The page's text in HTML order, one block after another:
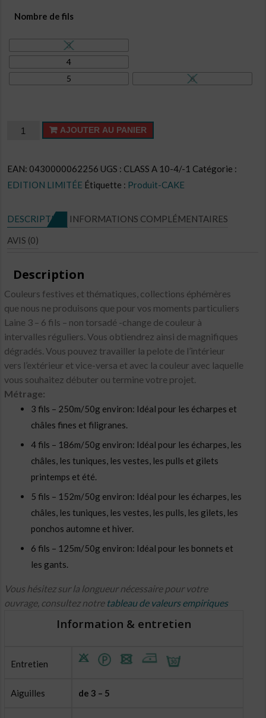
Nombre de fils
3
4
5
6
quantité
AJOUTER AU PANIER
EAN: 0430000062256 UGS : CLASS A 10-4/-1 Catégorie :
EDITION LIMITÉE Étiquette : Produit-CAKE
DESCRIPTION
INFORMATIONS COMPLÉMENTAIRES
AVIS (0)
Description
Couleurs festives et thématiques, collections éphémères
que nous ne produisons que pour vos moments particuliers
Laine 3 – 6 fils – non torsadé -change de couleur à
intervalles réguliers. Vous obtiendrez ainsi de magnifiques
dégradés. Vous pouvez travailler la pelote de l’intérieur
vers l’extérieur et vice-versa et avec la couleur avec laquelle
vous souhaitez débuter ou termine votre projet.
Métrage:
3 fils – 250m/50g environ: Idéal pour les écharpes et
châles fines et filigranes.
4 fils – 186m/50g environ: Idéal pour les écharpes, les
châles, les tuniques, les vestes, les pulls et gilets
printemps et été.
5 fils – 152m/50g environ: Idéal pour les écharpes, les
châles, les tuniques, les vestes, les pulls, les gilets, les
ponchos automne et hiver.
6 fils – 125m/50g environ: Idéal pour les bonnets et
les gants.
Vous hésitez sur la longueur nécessaire pour votre
ouvrage, consultez notre tableau de valeurs empiriques
Information & entretien
Entretien
Aiguilles de 3 – 5